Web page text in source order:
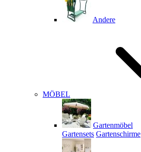
Andere
MÖBEL
Gartenmöbel
Gartensets Gartenschirme